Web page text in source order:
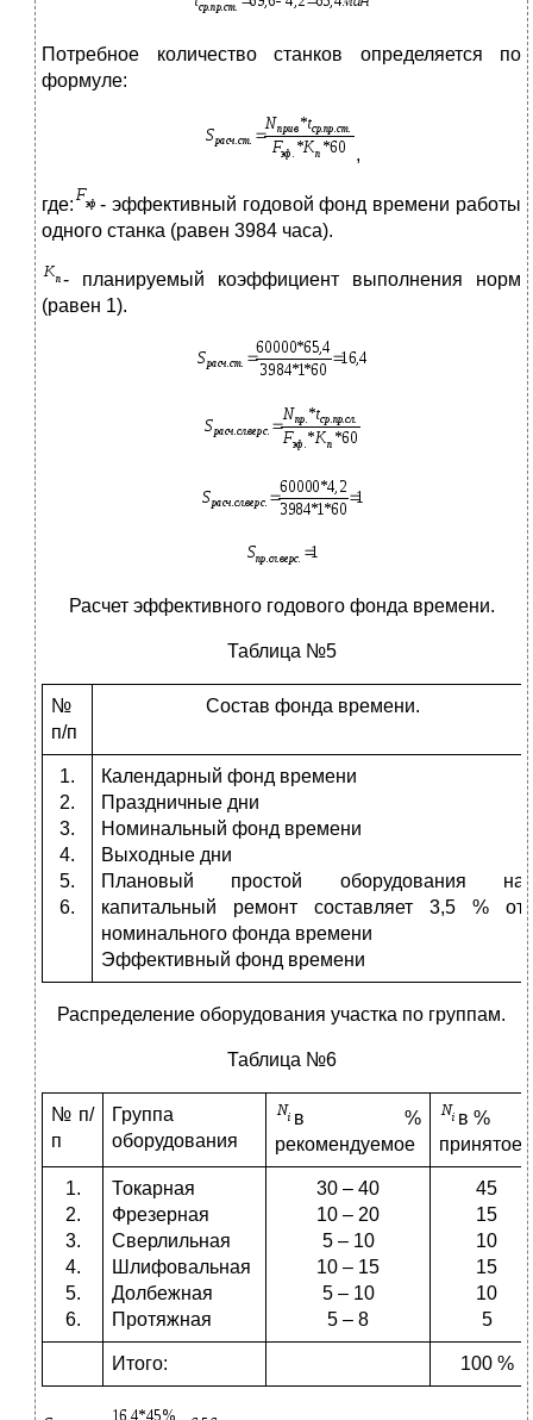
Потребное количество станков определяется по
формуле:
,
где:
- эффективный годовой фонд времени работы
одного станка (равен 3984 часа).
- планируемый коэффициент выполнения норм
(равен 1).
Расчет эффективного годового фонда времени.
Таблица №5
№
п/п
Состав фонда времени.
1.
2.
3.
4.
5.
6.
Календарный фонд времени
Праздничные дни
Номинальный фонд времени
Выходные дни
Плановый простой оборудования на
капитальный ремонт составляет 3,5 % от
номинального фонда времени
Эффективный фонд времени
Распределение оборудования участка по группам.
Таблица №6
№ п/
п
Группа
оборудования
в %
рекомендуемое
в %
принятое
1.
2.
3.
4.
5.
6.
Токарная
Фрезерная
Сверлильная
Шлифовальная
Долбежная
Протяжная
30 – 40
10 – 20
5 – 10
10 – 15
5 – 10
5 – 8
45
15
10
15
10
5
Итого: 100 %